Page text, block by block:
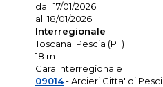
dal: 17/01/2026
al: 18/01/2026
Interregionale
Toscana: Pescia (PT)
18 m
Gara Interregionale
09014- Arcieri Citta' di